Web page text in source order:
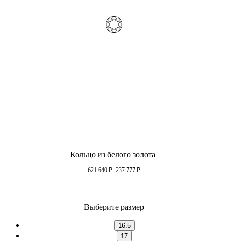
Кольцо из белого золота
621 640 ₽ 237 777 ₽
Выберите размер
16.5
17